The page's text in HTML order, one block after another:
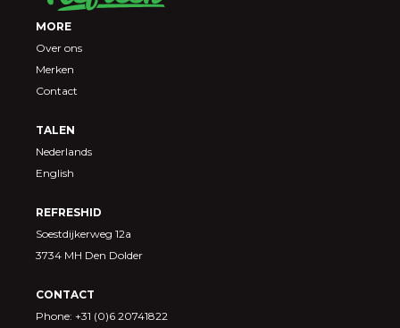
MORE
Over ons
Merken
Contact
TALEN
Nederlands
English
REFRESHID
Soestdijkerweg 12a
3734 MH Den Dolder
CONTACT
Phone: +31 (0)6 20741822